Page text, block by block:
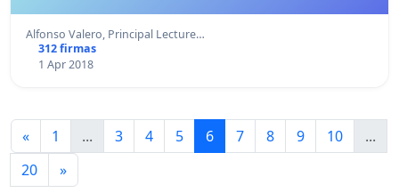
Alfonso Valero, Principal Lecture…
312 firmas
1 Apr 2018
« 1 ... 3 4 5 6 7 8 9 10
...
20
»